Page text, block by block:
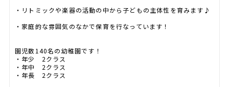
・リトミックや楽器の活動の中から子どもの主体性を育みます♪
・家庭的な雰囲気のなかで保育を行なっています！
園児数140名の幼稚園です！
・年少 2クラス
・年中 2クラス
・年長 2クラス